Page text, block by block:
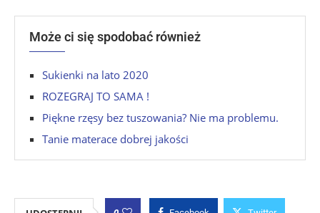
Może ci się spodobać również
Sukienki na lato 2020
ROZEGRAJ TO SAMA !
Piękne rzęsy bez tuszowania? Nie ma problemu.
Tanie materace dobrej jakości